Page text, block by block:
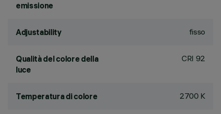
emissione
Adjustability fisso
Qualità del colore della
luce
CRI 92
Temperatura di colore 2700 K